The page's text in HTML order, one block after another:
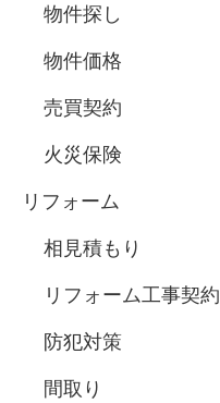
物件探し
物件価格
売買契約
火災保険
リフォーム
相見積もり
リフォーム工事契約
防犯対策
間取り